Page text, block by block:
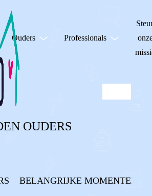
Ouders Professionals
OUDERS
BELANGRIJKE MOMENTEN